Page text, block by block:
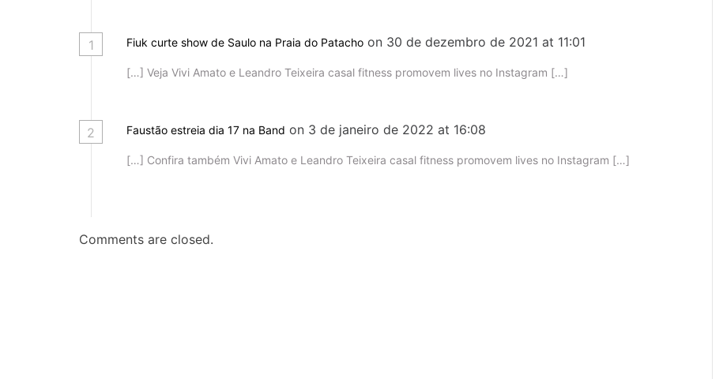
s1 Fiuk curte show de Saulo na Praia do Patacho on 30 de dezembro de 2021 at 11:01
[…] Veja Vivi Amato e Leandro Teixeira casal fitness promovem lives no Instagram […]
2 Faustão estreia dia 17 na Band on 3 de janeiro de 2022 at 16:08
[…] Confira também Vivi Amato e Leandro Teixeira casal fitness promovem lives no Instagram […]
Comments are closed.